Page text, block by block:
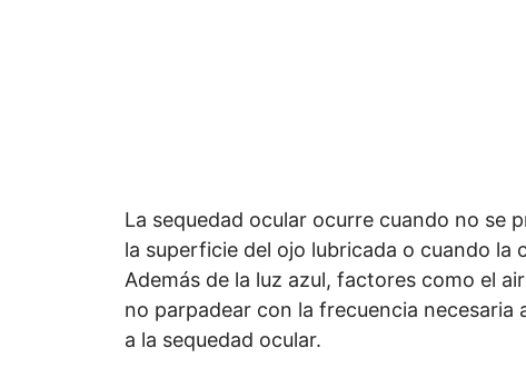
La sequedad ocular ocurre cuando no se
la superficie del ojo lubricada o cuando la
Además de la luz azul, factores como el
no parpadear con la frecuencia
a la sequedad ocular.